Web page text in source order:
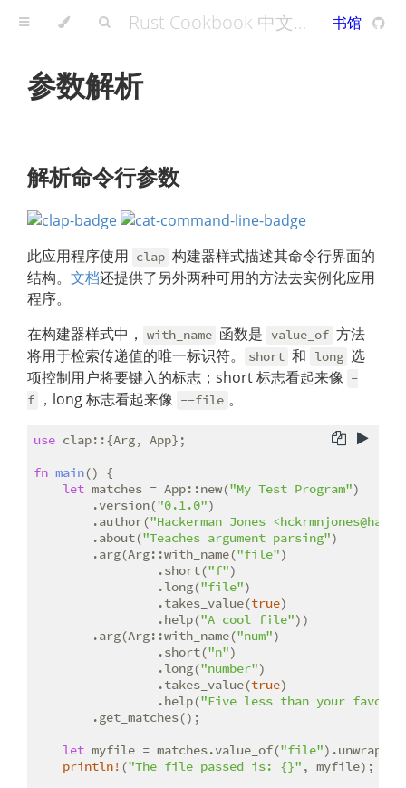
Rust Cookbook 中文版 - A Rust Cookbook 书馆
参数解析
解析命令行参数
此应用程序使用 clap 构建器样式描述其命令行界面的
结构。 文档还提供了另外两种可用的方法去实例化应用
程序。
在构建器样式中，
with_name 函数是 value_of 方法
将用于检索传递值的唯一标识符。
short 和 long 选
项控制用户将要键入的标志；short 标志看起来像 -
f
，long 标志看起来像 --file 。
use clap::{Arg, App};
fn main() {
let matches = App::new("My Test Program")
        .version(
"0.1.0")
        .author(
"Hackerman Jones
        .about(
"Teaches argument parsing")
        .arg(Arg::with_name(
"file")
                 .short(
"f")
                 .long(
"file")
                 .takes_value(
true)
                 .help(
"A cool file"))
        .arg(Arg::with_name(
"num")
                 .short(
"n")
                 .long(
"number")
                 .takes_value(
true)
                 .help(
"Five less than your
        .get_matches();
let myfile = matches.value_of("file"
println! ("The file passed is: {}" , myfile);